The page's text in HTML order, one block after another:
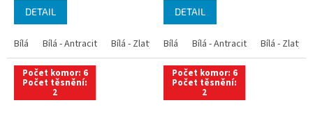
DETAIL
Bílá Bílá - Antracit Bílá - Zlatý dub Bílá - Tmavý dub Bílá -
DETAIL
Bílá Bílá - Antracit Bílá - Zlatý
Počet komor: 6
Počet těsnění:
2
Počet komor: 6
Počet těsnění:
2